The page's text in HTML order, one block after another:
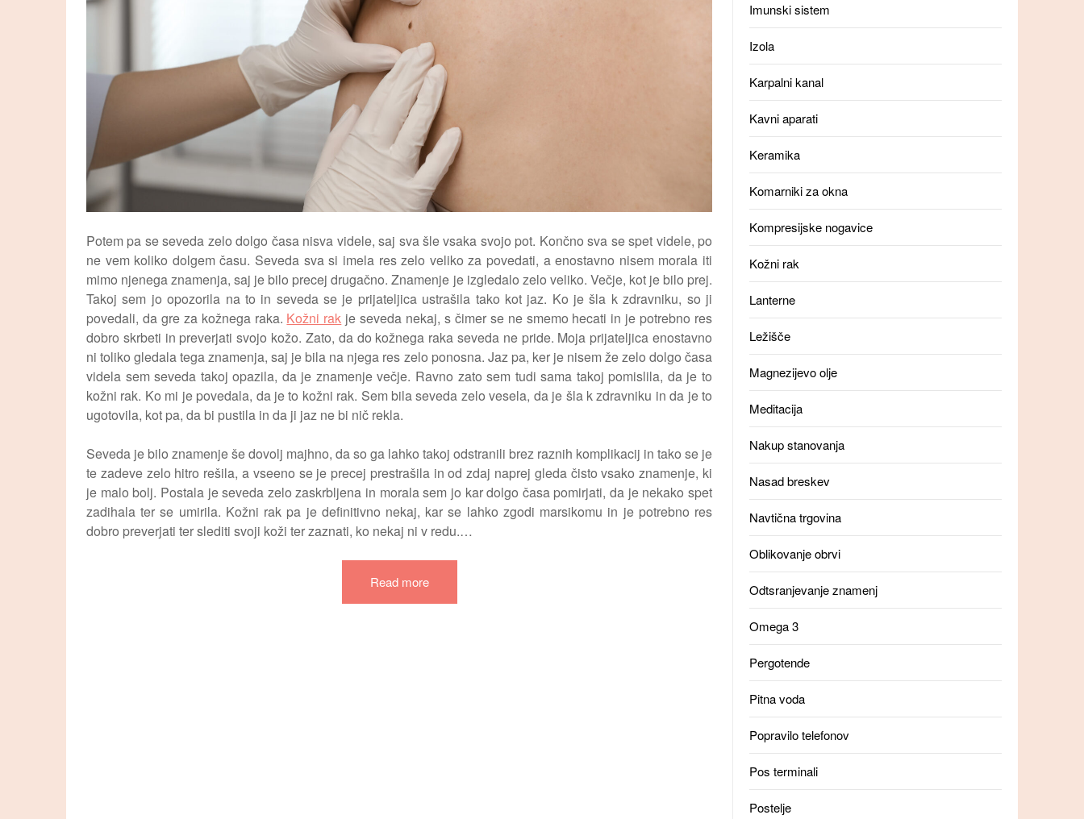
Potem pa se seveda zelo dolgo časa nisva videle, saj sva šle vsaka svojo pot. Končno sva se spet videle, po
ne vem koliko dolgem času. Seveda sva si imela res zelo veliko za povedati, a enostavno nisem morala iti
mimo njenega znamenja, saj je bilo precej drugačno. Znamenje je izgledalo zelo veliko. Večje, kot je bilo prej.
Takoj sem jo opozorila na to in seveda se je prijateljica ustrašila tako kot jaz. Ko je šla k zdravniku, so ji
povedali, da gre za kožnega raka. Kožni rak je seveda nekaj, s čimer se ne smemo hecati in je potrebno res
dobro skrbeti in preverjati svojo kožo. Zato, da do kožnega raka seveda ne pride. Moja prijateljica enostavno
ni toliko gledala tega znamenja, saj je bila na njega res zelo ponosna. Jaz pa, ker je nisem že zelo dolgo časa
videla sem seveda takoj opazila, da je znamenje večje. Ravno zato sem tudi sama takoj pomislila, da je to
kožni rak. Ko mi je povedala, da je to kožni rak. Sem bila seveda zelo vesela, da je šla k zdravniku in da je to
ugotovila, kot pa, da bi pustila in da ji jaz ne bi nič rekla.
Seveda je bilo znamenje še dovolj majhno, da so ga lahko takoj odstranili brez raznih komplikacij in tako se je
te zadeve zelo hitro rešila, a vseeno se je precej prestrašila in od zdaj naprej gleda čisto vsako znamenje, ki
je malo bolj. Postala je seveda zelo zaskrbljena in morala sem jo kar dolgo časa pomirjati, da je nekako spet
zadihala ter se umirila. Kožni rak pa je definitivno nekaj, kar se lahko zgodi marsikomu in je potrebno res
dobro preverjati ter slediti svoji koži ter zaznati, ko nekaj ni v redu.…
Read more
Imunski sistem
Izola
Karpalni kanal
Kavni aparati
Keramika
Komarniki za okna
Kompresijske nogavice
Kožni rak
Lanterne
Ležišče
Magnezijevo olje
Meditacija
Nakup stanovanja
Nasad breskev
Navtična trgovina
Oblikovanje obrvi
Odtsranjevanje znamenj
Omega 3
Pergotende
Pitna voda
Popravilo telefonov
Pos terminali
Postelje